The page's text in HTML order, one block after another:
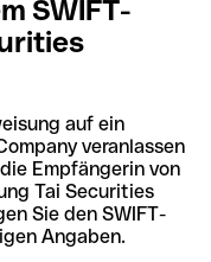
SWIFT-
auf ein
veranlassen
Empfängerin von
Tai Securities
Sie den SWIFT-
Angaben.